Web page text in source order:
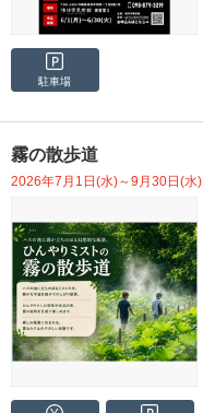
駐車場
霧の散歩道
2026年7月1日(水)～9月30日(水)